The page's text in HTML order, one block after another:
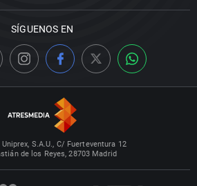
SÍGUENOS EN
S.A.U., C/ Fuerteventura 12
de los Reyes, 28703 Madrid